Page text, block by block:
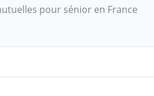
pour sénior en France